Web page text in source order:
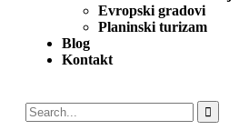
Evropski gradovi
Planinski turizam
Blog
Kontakt